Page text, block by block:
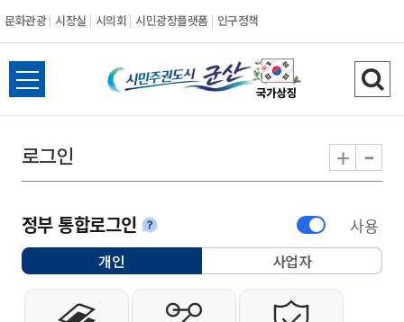
문화관광 시장실 시의회 시민광장플랫폼 인구정책
시민주권도시 군
전체메뉴 열기 검
로그인 + -
정부 통합로그인안내 사용
개인선택됨 사업자
개인사용자 로그인